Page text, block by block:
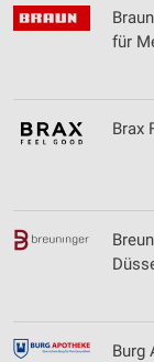
für
Brax
Burg
Nicht-IAB-